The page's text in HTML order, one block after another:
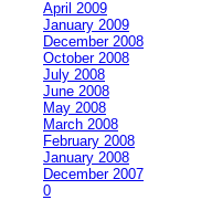
April 2009
January 2009
December 2008
October 2008
July 2008
June 2008
May 2008
March 2008
February 2008
January 2008
December 2007
0